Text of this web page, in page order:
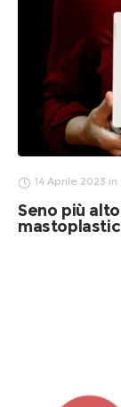
14 Aprile 2023 in
Seno più